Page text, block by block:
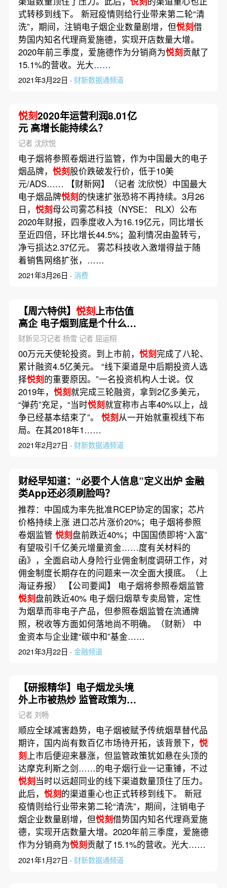
式转移到线下。 新冠疫情则给行业带来第二轮“清
洗”，期间，注销电子烟企业数量剧增，但悦刻借
势国内知名代理商爱施德，实现开店数量大增。
2020年前三季度，爱施德作为分销商为悦刻贡献了
15.1%的营收。光大……
2021年3月22日 · 财新数据通频道
悦刻2020年运营利润8.01亿
元 高增长能持续么？
记者 沈欣悦
电子烟将参照卷烟进行监管，作为中国最大的电子
烟品牌， 悦刻股价跌破发行价，低于10美
元/ADS…… 【财新网】（记者 沈欣悦）中国最大
电子烟品牌悦刻的快速扩张恐将不再持续。3月26
日， 悦刻母公司雾芯科技（NYSE： RLX）公布
2020年财报，四季度收入为16.19亿元，同比增长
至近四倍，环比增长44.5%；盈利情况由盈转亏，
净亏损达2.37亿元。 雾芯科技收入激增得益于随
着销售网络扩张，……
2021年3月26日 · 消费
【周六特供】 悦刻上市估值
高企 电子烟到底是个什么样
的行业？
财新见习记者 杨雪 记者 屈运栩
00万元天使轮投资。到上市前， 悦刻完成了八轮、
累计融资4.5亿美元。 “线下渠道是中后期投资人选
择悦刻的重要原因。”一名投资机构人士说。仅
2019年， 悦刻就完成三轮融资，拿到2亿多美元，
“弹药”充足，“当时悦刻就宣称市占率40%以上，战
争已经基本结束了”。 悦刻从一开始就重视线下布
局。在其2018年1……
2021年2月27日 · 财新数据通频道
财经早知道：“必要个人信息”定义出炉 金融
类App还必须刷脸吗？
推荐：中国成为率先批准RCEP协定的国家；芯片
价格持续上涨 进口芯片涨价20%；电子烟将参照
卷烟监管 悦刻盘前跌近40%；中国国债即将“入富”
有望吸引千亿美元增量资金……度有关材料的
函》，全面启动人身险行业佣金制度调研工作，对
佣金制度长期存在的问题来一次全面大摸底。（上
海证券报） 【公司要闻】 电子烟将参照卷烟监管
悦刻盘前跌近40% 电子烟归烟草专卖局管，定性
为烟草而非电子产品，但参照卷烟监管在流通牌
照，税收等方面如何落地尚不明确。（财新） 中
金资本与企业建“碳中和”基金……
2021年3月22日 · 金融频道
【研报精华】电子烟龙头境
外上市被热炒 监管政策为行
业添变数
记者 刘畅
顺应全球减害趋势，电子烟被赋予传统烟草替代品
期许，国内尚有数百亿市场待开拓，该背景下， 悦
刻上市后便迎来暴涨，但监管政策犹如悬在头顶的
达摩克利斯之剑……的电子烟行业一记重锤，不过
悦刻 当时以远超同业的线下渠道数量顶住了压力。
此后， 悦刻的渠道重心也正式转移到线下。 新冠
疫情则给行业带来第二轮“清洗”，期间，注销电子
烟企业数量剧增，但悦刻借势国内知名代理商爱施
德，实现开店数量大增。2020年前三季度，爱施德
作为分销商为悦刻贡献了15.1%的营收。光大……
2021年1月27日 · 财新数据通频道